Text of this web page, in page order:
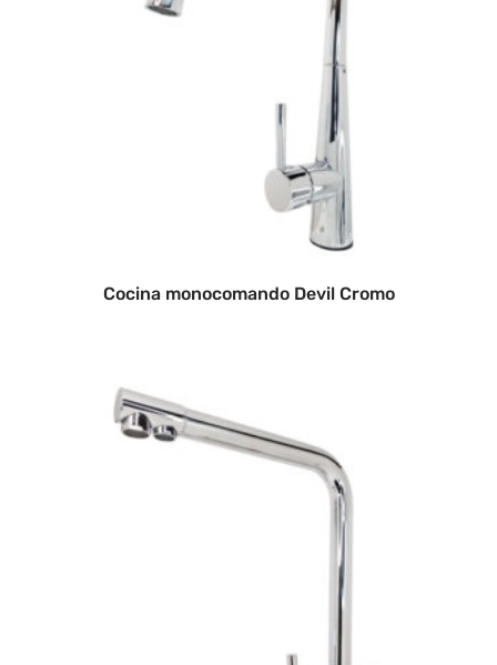
Cocina monocomando Devil Cromo